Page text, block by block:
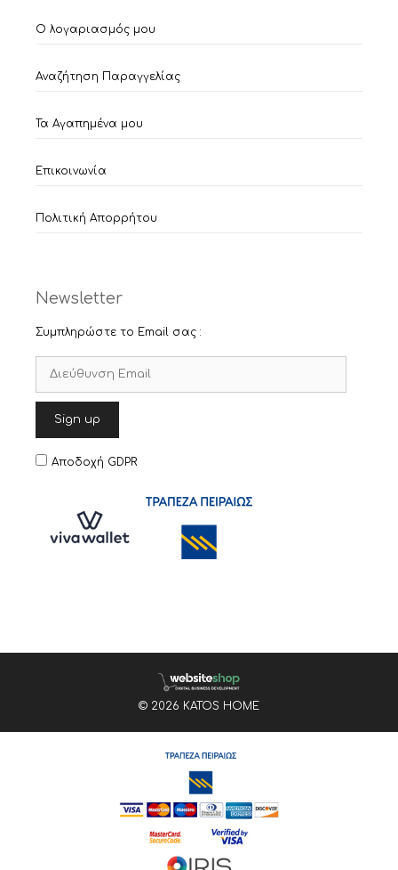
Ο λογαριασμός μου
Αναζήτηση Παραγγελίας
Τα Αγαπημένα μου
Επικοινωνία
Πολιτική Απορρήτου
Newsletter
Συμπληρώστε το Email σας :
Αποδοχή GDPR
© 2026 KATOS HOME